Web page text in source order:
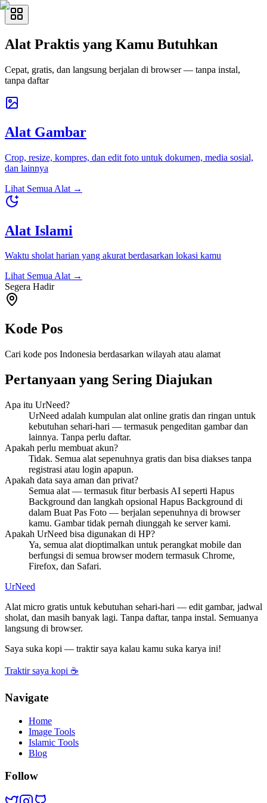
Alat Praktis yang Kamu Butuhkan
Cepat, gratis, dan langsung berjalan di browser — tanpa instal,
tanpa daftar
Alat Gambar
Crop, resize, kompres, dan edit foto untuk dokumen, media sosial,
dan lainnya
Lihat Semua Alat →
Alat Islami
Waktu sholat harian yang akurat berdasarkan lokasi kamu
Lihat Semua Alat→
Segera Hadir
Kode Pos
Cari kode pos Indonesia berdasarkan wilayah atau alamat
Pertanyaan yang Sering Diajukan
Apa itu UrNeed?
UrNeed adalah kumpulan alat online gratis dan ringan untuk
kebutuhan sehari-hari — termasuk pengeditan gambar dan
lainnya. Tanpa perlu daftar.
Apakah perlu membuat akun?
Tidak. Semua alat sepenuhnya gratis dan bisa diakses tanpa
registrasi atau login apapun.
Apakah data saya aman dan privat?
Semua alat — termasuk fitur berbasis AI seperti Hapus
Background dan langkah opsional Hapus Background di
dalam Buat Pas Foto — berjalan sepenuhnya di browser
kamu. Gambar tidak pernah diunggah ke server kami.
Apakah UrNeed bisa digunakan di HP?
Ya, semua alat dioptimalkan untuk perangkat mobile dan
berfungsi di semua browser modern termasuk Chrome,
Firefox, dan Safari.
UrNeed
Alat micro gratis untuk kebutuhan sehari-hari — edit gambar, jadwal
sholat, dan masih banyak lagi. Tanpa daftar, tanpa instal. Semuanya
langsung di browser.
Saya suka kopi — traktir saya kalau kamu suka karya ini!
Traktir saya kopi ☕
Navigate
Home
Image Tools
Islamic Tools
Blog
Follow